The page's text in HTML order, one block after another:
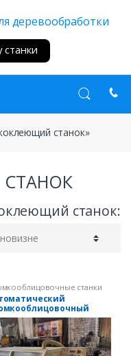
деревообработки
станок»
станок:
станки
SCM ME 25